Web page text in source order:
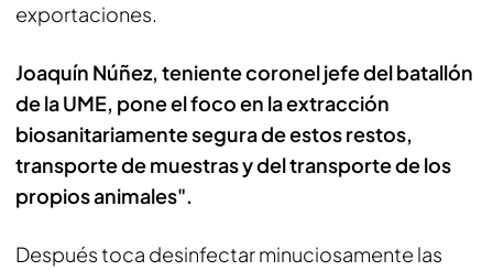
exportaciones.
Joaquín Núñez, teniente coronel jefe del batallón
de la UME, pone el foco en la extracción
biosanitariamente segura de estos restos,
transporte de muestras y del transporte de los
propios animales".
Después toca desinfectar minuciosamente las